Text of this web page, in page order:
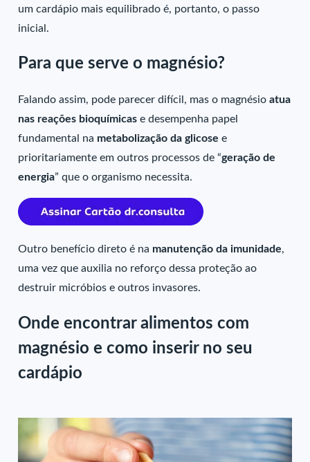
um cardápio mais equilibrado é, portanto, o passo
inicial.
Para que serve o magnésio?
Falando assim, pode parecer difícil, mas o magnésioatua
nas reações bioquímicas e desempenha papel
fundamental na metabolização da glicose e
prioritariamente em outros processos de “geração de
energia” que o organismo necessita.
Outro benefício direto é na manutenção da imunidade,
uma vez que auxilia no reforço dessa proteção ao
destruir micróbios e outros invasores.
Onde encontrar alimentos com
magnésio e como inserir no seu
cardápio